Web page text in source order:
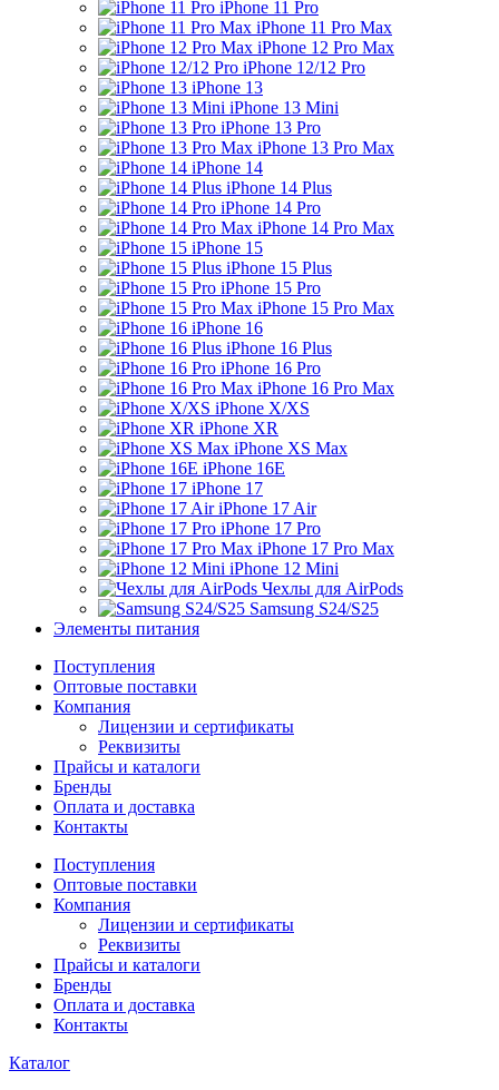
iPhone 11 Pro
iPhone 11 Pro Max
iPhone 12 Pro Max
iPhone 12/12 Pro
iPhone 13
iPhone 13 Mini
iPhone 13 Pro
iPhone 13 Pro Max
iPhone 14
iPhone 14 Plus
iPhone 14 Pro
iPhone 14 Pro Max
iPhone 15
iPhone 15 Plus
iPhone 15 Pro
iPhone 15 Pro Max
iPhone 16
iPhone 16 Plus
iPhone 16 Pro
iPhone 16 Pro Max
iPhone X/XS
iPhone XR
iPhone XS Max
iPhone 16E
iPhone 17
iPhone 17 Air
iPhone 17 Pro
iPhone 17 Pro Max
iPhone 12 Mini
Чехлы для AirPods
Samsung S24/S25
Элементы питания
Поступления
Оптовые поставки
Компания
Лицензии и сертификаты
Реквизиты
Прайсы и каталоги
Бренды
Оплата и доставка
Контакты
Поступления
Оптовые поставки
Компания
Лицензии и сертификаты
Реквизиты
Прайсы и каталоги
Бренды
Оплата и доставка
Контакты
Каталог